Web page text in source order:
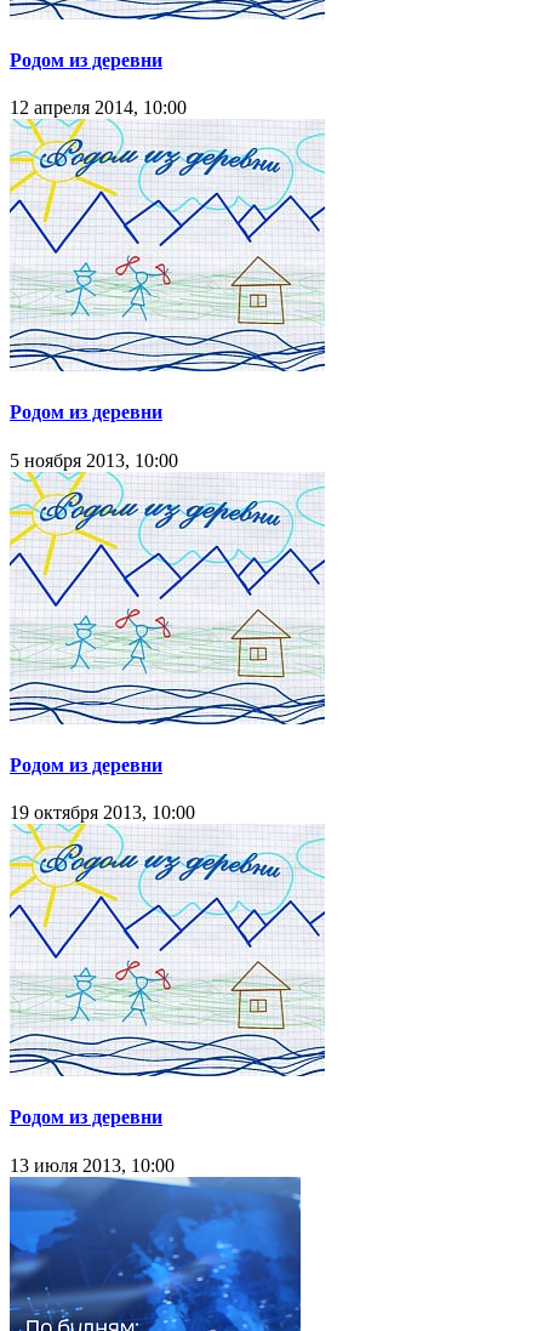
Родом из деревни
12 апреля 2014, 10:00
Родом из деревни
5 ноября 2013, 10:00
Родом из деревни
19 октября 2013, 10:00
Родом из деревни
13 июля 2013, 10:00